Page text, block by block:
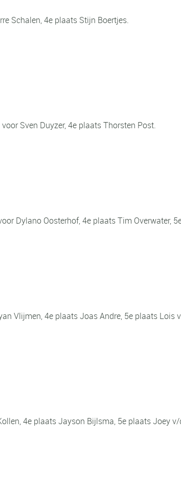
Schalen, 4e plaats Stijn Boertjes.
Sven Duyzer, 4e plaats Thorsten Post.
Dylano Oosterhof, 4e plaats Tim Overwater,
Vlijmen, 4e plaats Joas Andre, 5e plaats Lois
4e plaats Jayson Bijlsma, 5e plaats Joey